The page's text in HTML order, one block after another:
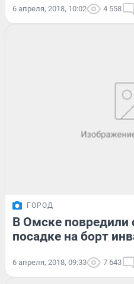
6 апреля, 2018, 10:02 4 558
ГОРОД
В Омске повредили
посадке на борт
6 апреля, 2018, 09:33 7 643